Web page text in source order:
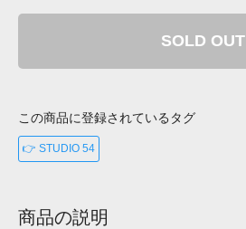
SOLD OUT
この商品に登録されているタグ
👉 STUDIO 54
商品の説明